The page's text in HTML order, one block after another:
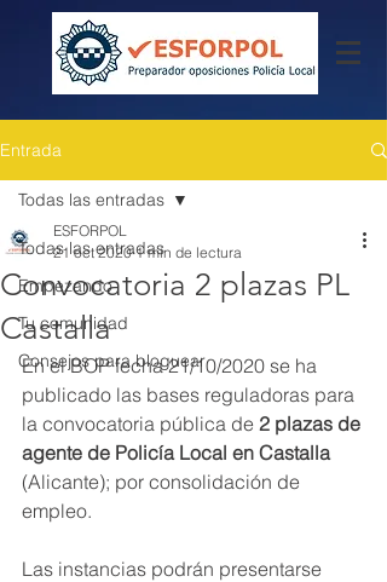
Entrada
Todas las entradas
Empezando
Tu comunidad
Consejos para bloguear
Todas las entradas
Convocatoria 2 plazas PL
Castalla
ESFORPOL
21 oct 2020 1 min de lectura
En el BOP fecha 21/10/2020 se ha
publicado las bases reguladoras para
la convocatoria pública de 2 plazas de
agente de Policía Local en Castalla
(Alicante); por consolidación de
empleo.
Las instancias podrán presentarse